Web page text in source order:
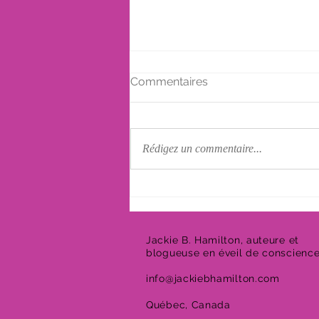
Commentaires
Rédigez un commentaire...
Jackie B. Hamilton, auteure et
blogueuse en éveil de conscience
info@jackiebhamilton.com
Québec, Canada